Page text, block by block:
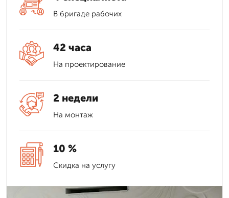
В бригаде рабочих
42 часа
На проектирование
2 недели
На монтаж
10 %
Скидка на услугу